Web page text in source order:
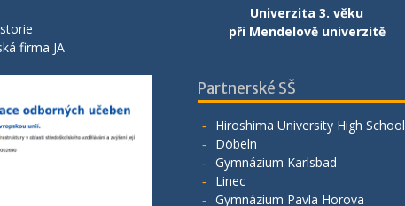
firma JA
Univerzita 3. věku
při Mendelově univerzitě
Partnerské SŠ
Hiroshima University High School
Döbeln
Gymnázium Karlsbad
Linec
Gymnázium Pavla Horova